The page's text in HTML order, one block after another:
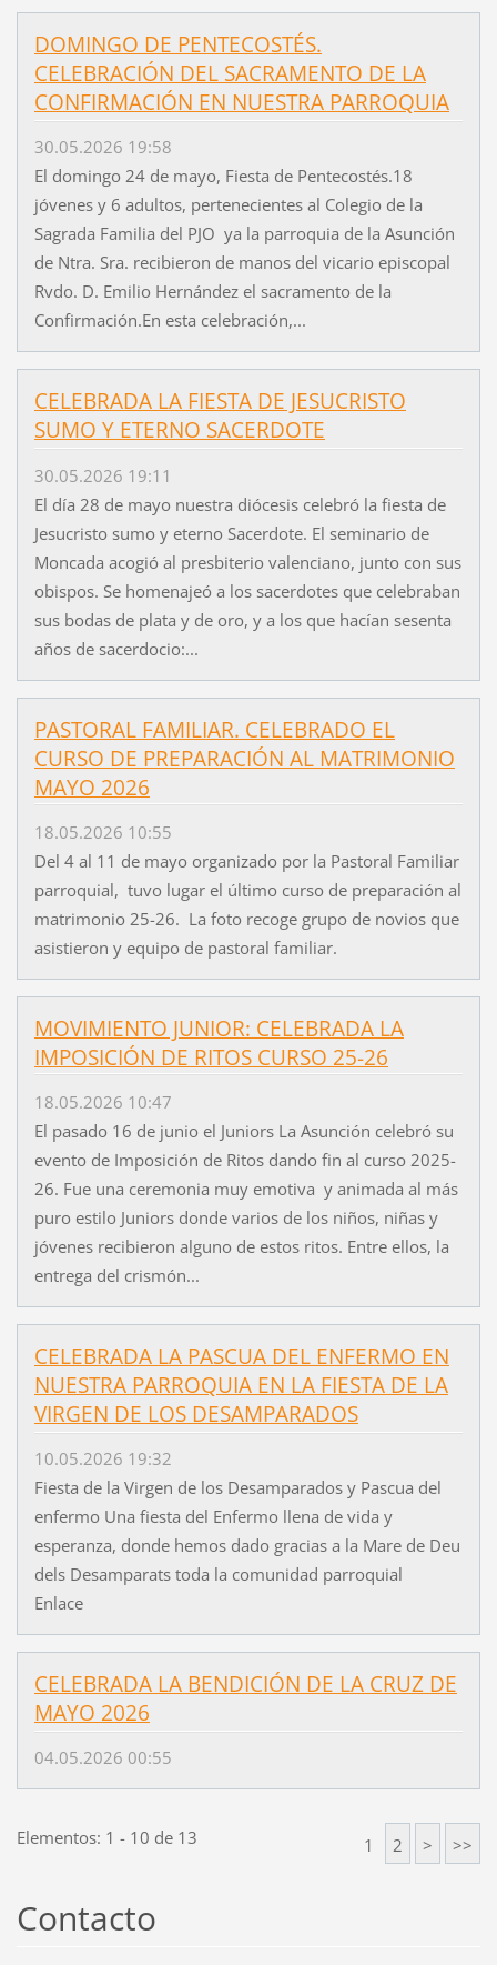
DOMINGO DE PENTECOSTÉS.
CELEBRACIÓN DEL SACRAMENTO DE LA
CONFIRMACIÓN EN NUESTRA PARROQUIA
30.05.2026 19:58
El domingo 24 de mayo, Fiesta de Pentecostés.18
jóvenes y 6 adultos, pertenecientes al Colegio de la
Sagrada Familia del PJO ya la parroquia de la Asunción
de Ntra. Sra. recibieron de manos del vicario episcopal
Rvdo. D. Emilio Hernández el sacramento de la
Confirmación.En esta celebración,...
CELEBRADA LA FIESTA DE JESUCRISTO
SUMO Y ETERNO SACERDOTE
30.05.2026 19:11
El día 28 de mayo nuestra diócesis celebró la fiesta de
Jesucristo sumo y eterno Sacerdote. El seminario de
Moncada acogió al presbiterio valenciano, junto con sus
obispos. Se homenajeó a los sacerdotes que celebraban
sus bodas de plata y de oro, y a los que hacían sesenta
años de sacerdocio:...
PASTORAL FAMILIAR. CELEBRADO EL
CURSO DE PREPARACIÓN AL MATRIMONIO
MAYO 2026
18.05.2026 10:55
Del 4 al 11 de mayo organizado por la Pastoral Familiar
parroquial, tuvo lugar el último curso de preparación al
matrimonio 25-26. La foto recoge grupo de novios que
asistieron y equipo de pastoral familiar.
MOVIMIENTO JUNIOR: CELEBRADA LA
IMPOSICIÓN DE RITOS CURSO 25-26
18.05.2026 10:47
El pasado 16 de junio el Juniors La Asunción celebró su
evento de Imposición de Ritos dando fin al curso 2025-
26. Fue una ceremonia muy emotiva y animada al más
puro estilo Juniors donde varios de los niños, niñas y
jóvenes recibieron alguno de estos ritos. Entre ellos, la
entrega del crismón...
CELEBRADA LA PASCUA DEL ENFERMO EN
NUESTRA PARROQUIA EN LA FIESTA DE LA
VIRGEN DE LOS DESAMPARADOS
10.05.2026 19:32
Fiesta de la Virgen de los Desamparados y Pascua del
enfermo Una fiesta del Enfermo llena de vida y
esperanza, donde hemos dado gracias a la Mare de Deu
dels Desamparats toda la comunidad parroquial
Enlace
CELEBRADA LA BENDICIÓN DE LA CRUZ DE
MAYO 2026
04.05.2026 00:55
Elementos: 1 - 10 de 13 1 2 > >>
Contacto